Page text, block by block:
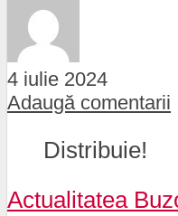
4 iulie 2024
Adaugă comentarii
Distribuie!
Actualitatea